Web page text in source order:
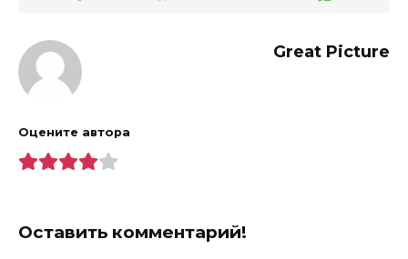
Great Picture
Оцените автора
Оставить комментарий!